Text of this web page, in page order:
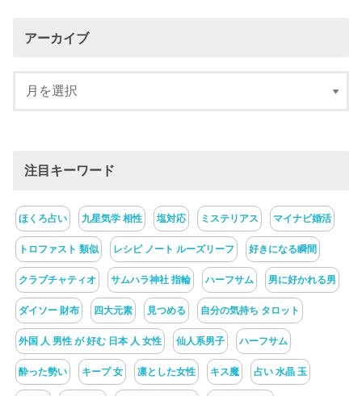
アーカイブ
注目キーワード
ほくろ占い 九星気学 相性 塩対応 ミステリアス マイナビ婚活
トロファスト 類似 レシピ ノート ルーズリーフ 好きになる瞬間
クラブチャティオ サムハラ神社 指輪 ハーフサム 男に好かれる男
ダイソー 財布 四大元素 見つめる 自分の気持ち タロット
外国 人 男性 が 好む 日本 人 女性 仙人系男子 ハーフサム
酔った勢い キープ 女 凛とした女性 キス魔 占い 水晶 玉